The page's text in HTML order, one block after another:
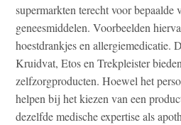
supermarkten terecht voor
geneesmiddelen. Voorbeelden
hoestdrankjes en allergiemedicatie.
Kruidvat, Etos en Trekpleister
zelfzorgproducten. Hoewel het
helpen bij het kiezen van een
dezelfde medische expertise als